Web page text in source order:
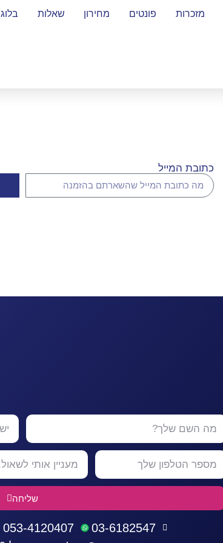
מזכרות פונטים מחירון שאלות בלוג
כתובת המייל
שליחה
03-6182547
053-4120407